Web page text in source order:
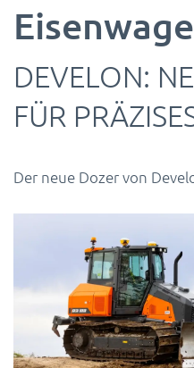
DEVELON:
FÜR
Der neue Dozer von